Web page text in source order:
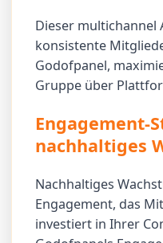
Dieser
konsistente
Godofpanel,
Gruppe über
Engagement-
nachhaltiges
Nachhaltiges
Engagement, das
investiert in Ihrer